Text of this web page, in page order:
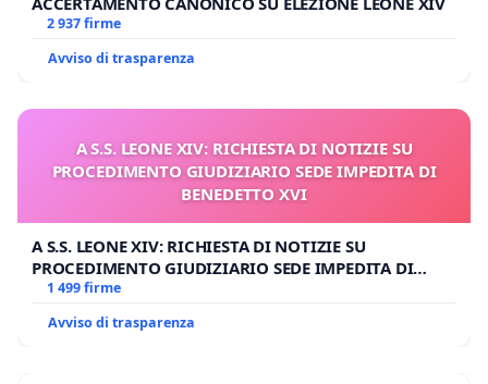
2 937 firme
Avviso di trasparenza
A S.S. LEONE XIV: RICHIESTA DI NOTIZIE SU
PROCEDIMENTO GIUDIZIARIO SEDE IMPEDITA DI
BENEDETTO XVI
A S.S. LEONE XIV: RICHIESTA DI NOTIZIE SU
PROCEDIMENTO GIUDIZIARIO SEDE IMPEDITA DI
BENEDETTO XVI
1 499 firme
Avviso di trasparenza